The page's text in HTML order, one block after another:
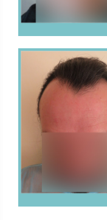
FUE -
FUE -